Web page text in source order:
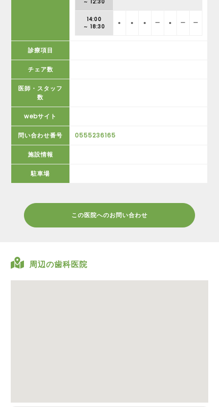
～ 12:30
14:00
～ 18:30
● ● ● ー ● ー ー
診療項目
チェア数
医師・スタッフ
数
webサイト
問い合わせ番号 0555236165
施設情報
駐車場
この医院へのお問い合わせ
周辺の歯科医院